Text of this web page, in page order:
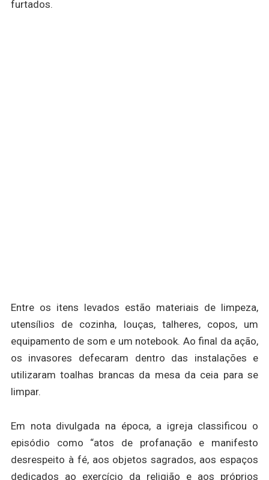
furtados.
Entre os itens levados estão materiais de limpeza,
utensílios de cozinha, louças, talheres, copos, um
equipamento de som e um notebook. Ao final da ação,
os invasores defecaram dentro das instalações e
utilizaram toalhas brancas da mesa da ceia para se
limpar.
Em nota divulgada na época, a igreja classificou o
episódio como “atos de profanação e manifesto
desrespeito à fé, aos objetos sagrados, aos espaços
dedicados ao exercício da religião e aos próprios